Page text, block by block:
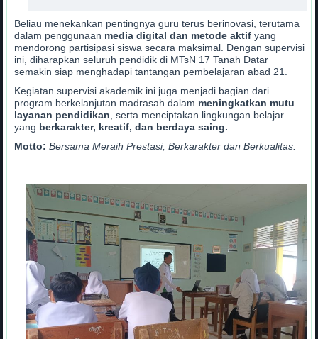
Beliau menekankan pentingnya guru terus berinovasi, terutama
dalam penggunaan media digital dan metode aktif yang
mendorong partisipasi siswa secara maksimal. Dengan supervisi
ini, diharapkan seluruh pendidik di MTsN 17 Tanah Datar
semakin siap menghadapi tantangan pembelajaran abad 21.
Kegiatan supervisi akademik ini juga menjadi bagian dari
program berkelanjutan madrasah dalam meningkatkan mutu
layanan pendidikan , serta menciptakan lingkungan belajar
yang berkarakter, kreatif, dan berdaya saing.
Motto: Bersama Meraih Prestasi, Berkarakter dan Berkualitas.